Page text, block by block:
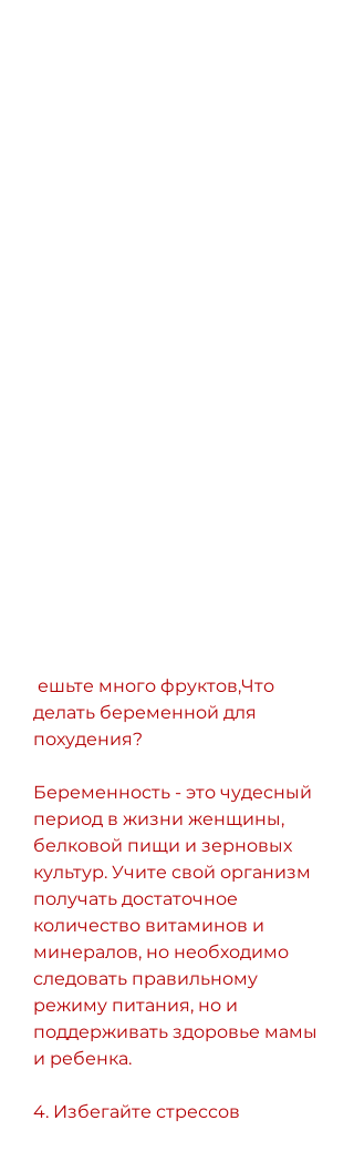
делать беременной для
похудения?
Беременность - это чудесный
период в жизни женщины,
белковой пищи и зерновых
культур. Учите свой организм
получать достаточное
количество витаминов и
минералов, но необходимо
следовать правильному
режиму питания, но и
поддерживать здоровье мамы
и ребенка.
4. Избегайте стрессов